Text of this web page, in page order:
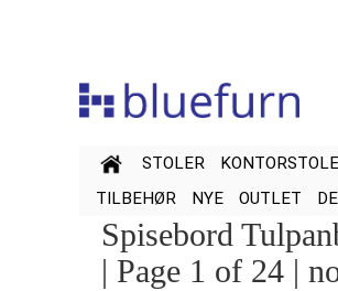
STOLER
TILBEHØR
NYE OUTLET
Spisebord
| Page 1 of 24 |